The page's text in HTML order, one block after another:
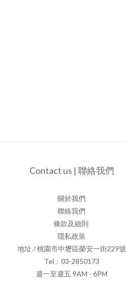
Contact us | 聯絡我們
關於我們
聯絡我們
條款及細則
隱私政策
地址 / 桃園市中壢區榮安一街229號
Tel：03-2850173
週一至週五 9AM - 6PM